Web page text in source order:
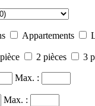
Appartements
2 pièces 3
Max. :
Max. :